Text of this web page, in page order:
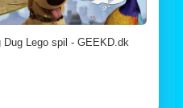
Lego spil - GEEKD.dk